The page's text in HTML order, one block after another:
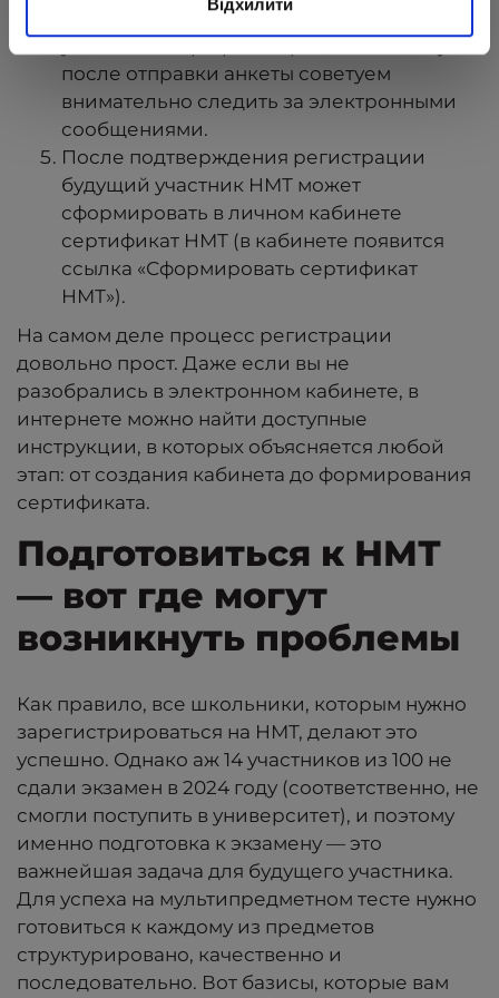
Відхилити
сообщение придет на почту, которую вы
указываете при регистрации. Поэтому
после отправки анкеты советуем
внимательно следить за электронными
сообщениями.
После подтверждения регистрации
будущий участник НМТ может
сформировать в личном кабинете
сертификат НМТ (в кабинете появится
ссылка «Сформировать сертификат
НМТ»).
На самом деле процесс регистрации
довольно прост. Даже если вы не
разобрались в электронном кабинете, в
интернете можно найти доступные
инструкции, в которых объясняется любой
этап: от создания кабинета до формирования
сертификата.
Подготовиться к НМТ
— вот где могут
возникнуть проблемы
Как правило, все школьники, которым нужно
зарегистрироваться на НМТ, делают это
успешно. Однако аж 14 участников из 100 не
сдали экзамен в 2024 году (соответственно, не
смогли поступить в университет), и поэтому
именно подготовка к экзамену — это
важнейшая задача для будущего участника.
Для успеха на мультипредметном тесте нужно
готовиться к каждому из предметов
структурировано, качественно и
последовательно. Вот базисы, которые вам